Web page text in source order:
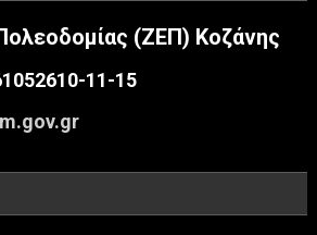
(ΖΕΠ) Κοζάνης
11-15